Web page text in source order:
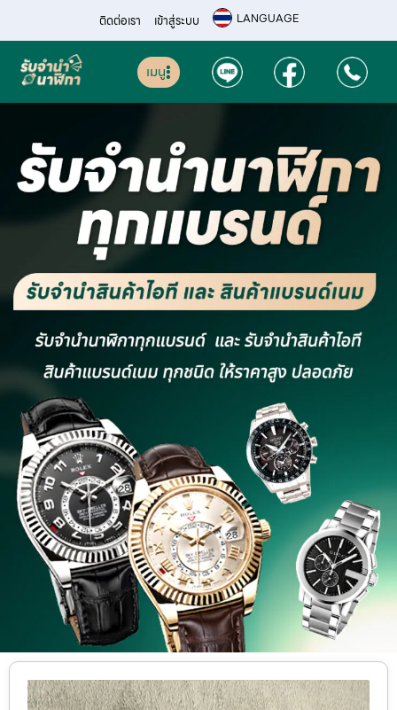
ติดต่อเรา เข้าสู่ระบบ LANGUAGE
เมนู